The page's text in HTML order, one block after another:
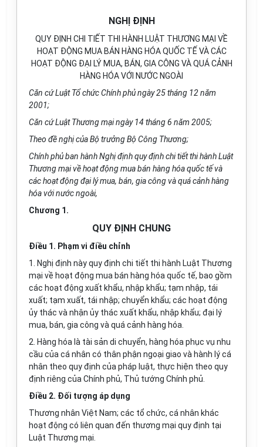
NGHỊ ĐỊNH
QUY ĐỊNH CHI TIẾT THI HÀNH LUẬT THƯƠNG MẠI VỀ
HOẠT ĐỘNG MUA BÁN HÀNG HÓA QUỐC TẾ VÀ CÁC
HOẠT ĐỘNG ĐẠI LÝ MUA, BÁN, GIA CÔNG VÀ QUÁ CẢNH
HÀNG HÓA VỚI NƯỚC NGOÀI
Căn cứ Luật Tổ chức Chính phủ ngày 25 tháng 12 năm
2001;
Căn cứ Luật Thương mại ngày 14 tháng 6 năm 2005;
Theo đề nghị của Bộ trưởng Bộ Công Thương;
Chính phủ ban hành Nghị định quy định chi tiết thi hành Luật
Thương mại về hoạt động mua bán hàng hóa quốc tế và
các hoạt động đại lý mua, bán, gia công và quá cảnh hàng
hóa với nước ngoài,
Chương 1.
QUY ĐỊNH CHUNG
Điều 1. Phạm vi điều chỉnh
1. Nghị định này quy định chi tiết thi hành Luật Thương
mại về hoạt động mua bán hàng hóa quốc tế, bao gồm
các hoạt động xuất khẩu, nhập khẩu; tạm nhập, tái
xuất; tạm xuất, tái nhập; chuyển khẩu; các hoạt động
ủy thác và nhận ủy thác xuất khẩu, nhập khẩu; đại lý
mua, bán, gia công và quá cảnh hàng hóa.
2. Hàng hóa là tài sản di chuyển, hàng hóa phục vụ nhu
cầu của cá nhân có thân phận ngoại giao và hành lý cá
nhân theo quy định của pháp luật, thực hiện theo quy
định riêng của Chính phủ, Thủ tướng Chính phủ.
Điều 2. Đối tượng áp dụng
Thương nhân Việt Nam; các tổ chức, cá nhân khác
hoạt động có liên quan đến thương mại quy định tại
Luật Thương mại.